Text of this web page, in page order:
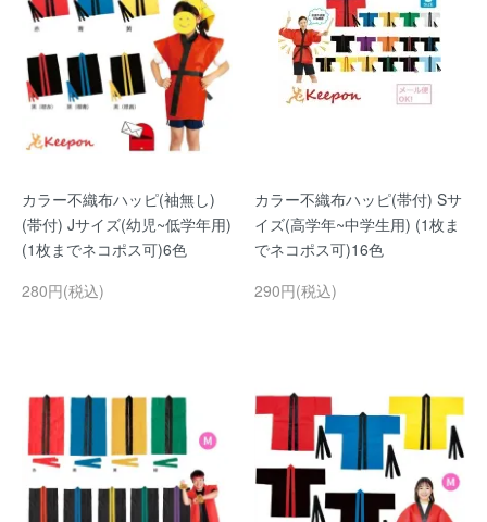
カラー不織布ハッピ(袖無し)
(帯付) Jサイズ(幼児~低学年用)
(1枚までネコポス可)6色
280円(税込)
カラー不織布ハッピ(帯付) Sサ
イズ(高学年~中学生用) (1枚ま
でネコポス可)16色
290円(税込)